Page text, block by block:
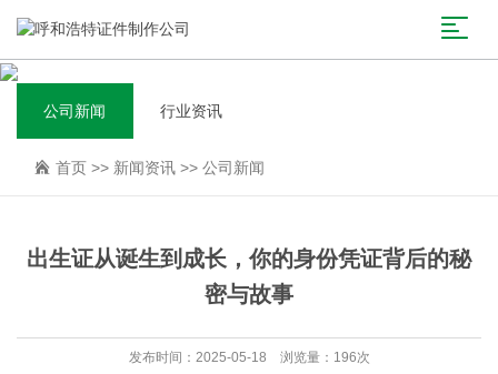
公司新闻 行业资讯
首页 >> 新闻资讯 >> 公司新闻
出生证从诞生到成长，你的身份凭证背后的秘
密与故事
发布时间：2025-05-18 浏览量：196次